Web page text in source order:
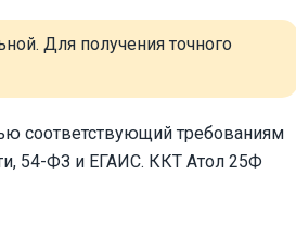
Для получения точного
соответствующий требованиям
54-ФЗ и ЕГАИС. ККТ Атол 25Ф